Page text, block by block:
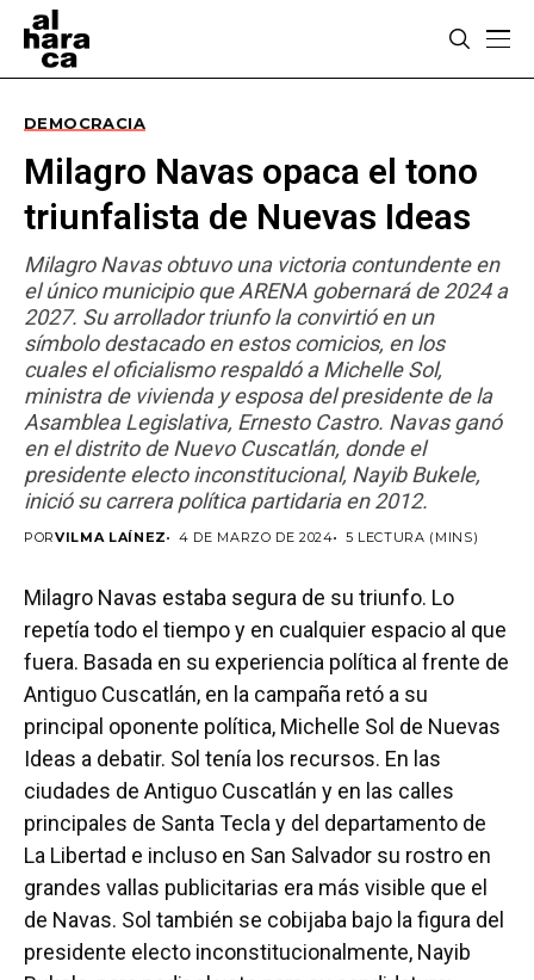
DEMOCRACIA
Milagro Navas opaca el tono
triunfalista de Nuevas Ideas
Milagro Navas obtuvo una victoria contundente en
el único municipio que ARENA gobernará de 2024 a
2027. Su arrollador triunfo la convirtió en un
símbolo destacado en estos comicios, en los
cuales el oficialismo respaldó a Michelle Sol,
ministra de vivienda y esposa del presidente de la
Asamblea Legislativa, Ernesto Castro. Navas ganó
en el distrito de Nuevo Cuscatlán, donde el
presidente electo inconstitucional, Nayib Bukele,
inició su carrera política partidaria en 2012.
PORVILMA LAÍNEZ 4 DE MARZO DE 2024 5 LECTURA (MINS)
Milagro Navas estaba segura de su triunfo. Lo
repetía todo el tiempo y en cualquier espacio al que
fuera. Basada en su experiencia política al frente de
Antiguo Cuscatlán, en la campaña retó a su
principal oponente política, Michelle Sol de Nuevas
Ideas a debatir. Sol tenía los recursos. En las
ciudades de Antiguo Cuscatlán y en las calles
principales de Santa Tecla y del departamento de
La Libertad e incluso en San Salvador su rostro en
grandes vallas publicitarias era más visible que el
de Navas. Sol también se cobijaba bajo la figura del
presidente electo inconstitucionalmente, Nayib